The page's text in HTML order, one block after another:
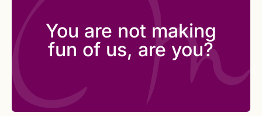
You are not making
fun of us, are you?